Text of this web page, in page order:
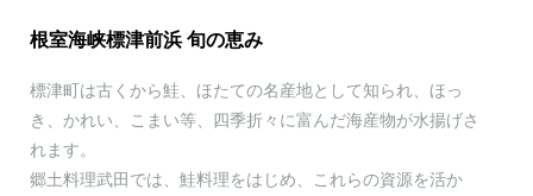
根室海峡標津前浜 旬の恵み
標津町は古くから鮭、ほたての名産地として知られ、ほっ
き、かれい、こまい等、四季折々に富んだ海産物が水揚げさ
れます。
郷土料理武田では、鮭料理をはじめ、これらの資源を活か